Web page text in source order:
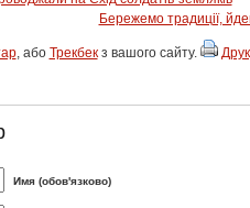
Бережемо традиції,
, або Трекбекз вашого сайту.
Имя (обов'язково)